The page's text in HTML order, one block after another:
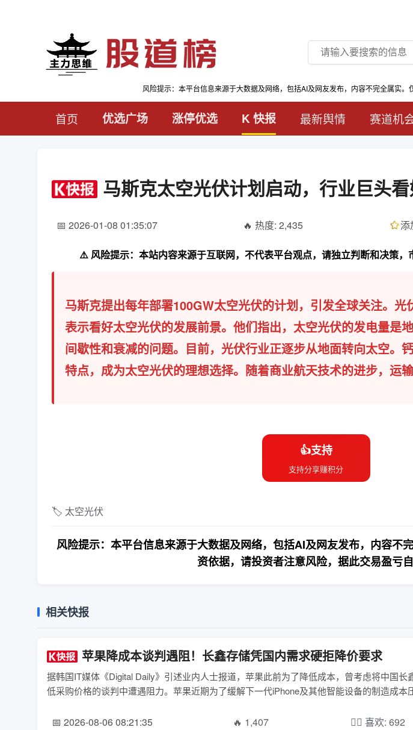
风险提示：本平台信息来源于大数据及网络，包括AI及网友发布，内容不完全属实
首页 优选广场 涨停优选 K 快报 最新舆情 赛道机
马斯克太空光伏计划启动，行业巨头
📅 2026-01-08 01:35:07 🔥 热度: 2,435 添
⚠️ 风险提示：本站内容来源于互联网，不代表平台观点，请独立判断和决策，
马斯克提出每年部署100GW太空光伏的计划，引发全球关注。
表示看好太空光伏的发展前景。他们指出，太空光伏的发电量是
间歇性和衰减的问题。目前，光伏行业正逐步从地面转向太空。
特点，成为太空光伏的理想选择。随着商业航天技术的进步，运
👍支持
支持分享赚积分
🏷️ 太空光伏
风险提示：本平台信息来源于大数据及网络，包括AI及网友发布，内容不
资依据，请投资者注意风险，据此交易盈亏自
相关快报
苹果降成本谈判遇阻！长鑫存储凭国内需求硬拒降价要求
据韩国IT媒体《Digital Daily》引述业内人士报道，苹果此前为了降低成本，曾考虑将中国
低采购价格的谈判中遭遇阻力。苹果近期为了缓解下一代iPhone及其他智能设备的制造成本
📅 2026-08-06 08:21:35 🔥 1,407 ❤️‍🔥 喜欢: 692